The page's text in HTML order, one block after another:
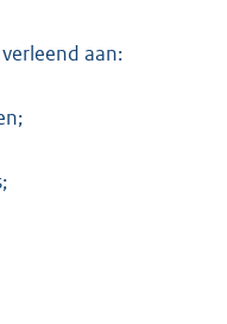
aan: